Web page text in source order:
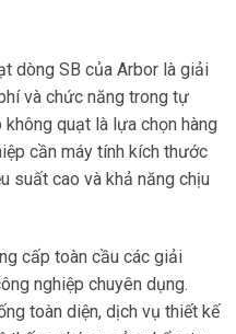
dòng SB của Arbor là giải
và chức năng trong tự
quạt là lựa chọn hàng
cần máy tính kích thước
suất cao và khả năng chịu
cấp toàn cầu các giải
nghiệp chuyên dụng.
toàn diện, dịch vụ thiết kế